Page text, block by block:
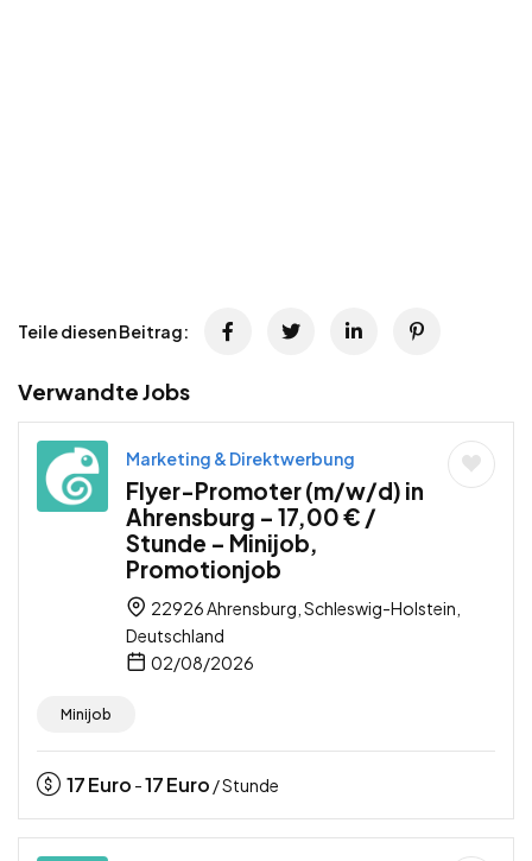
Teile diesen Beitrag:
Verwandte Jobs
Marketing & Direktwerbung
Flyer-Promoter (m/w/d) in
Ahrensburg – 17,00 € /
Stunde – Minijob,
Promotionjob
22926 Ahrensburg, Schleswig-Holstein,
Deutschland
02/08/2026
Minijob
17Euro -17Euro / Stunde